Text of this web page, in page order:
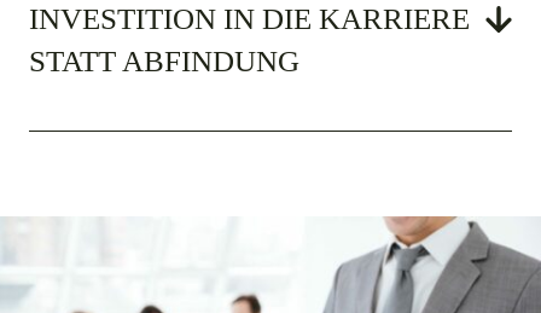
INVESTITION IN DIE KARRIERE
STATT ABFINDUNG